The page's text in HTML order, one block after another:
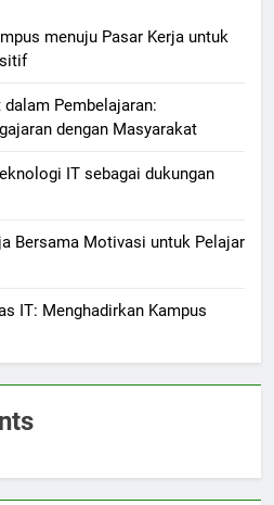
menuju Pasar Kerja untuk
Pembelajaran:
dengan Masyarakat
IT sebagai dukungan
Bersama Motivasi untuk Pelajar
IT: Menghadirkan Kampus